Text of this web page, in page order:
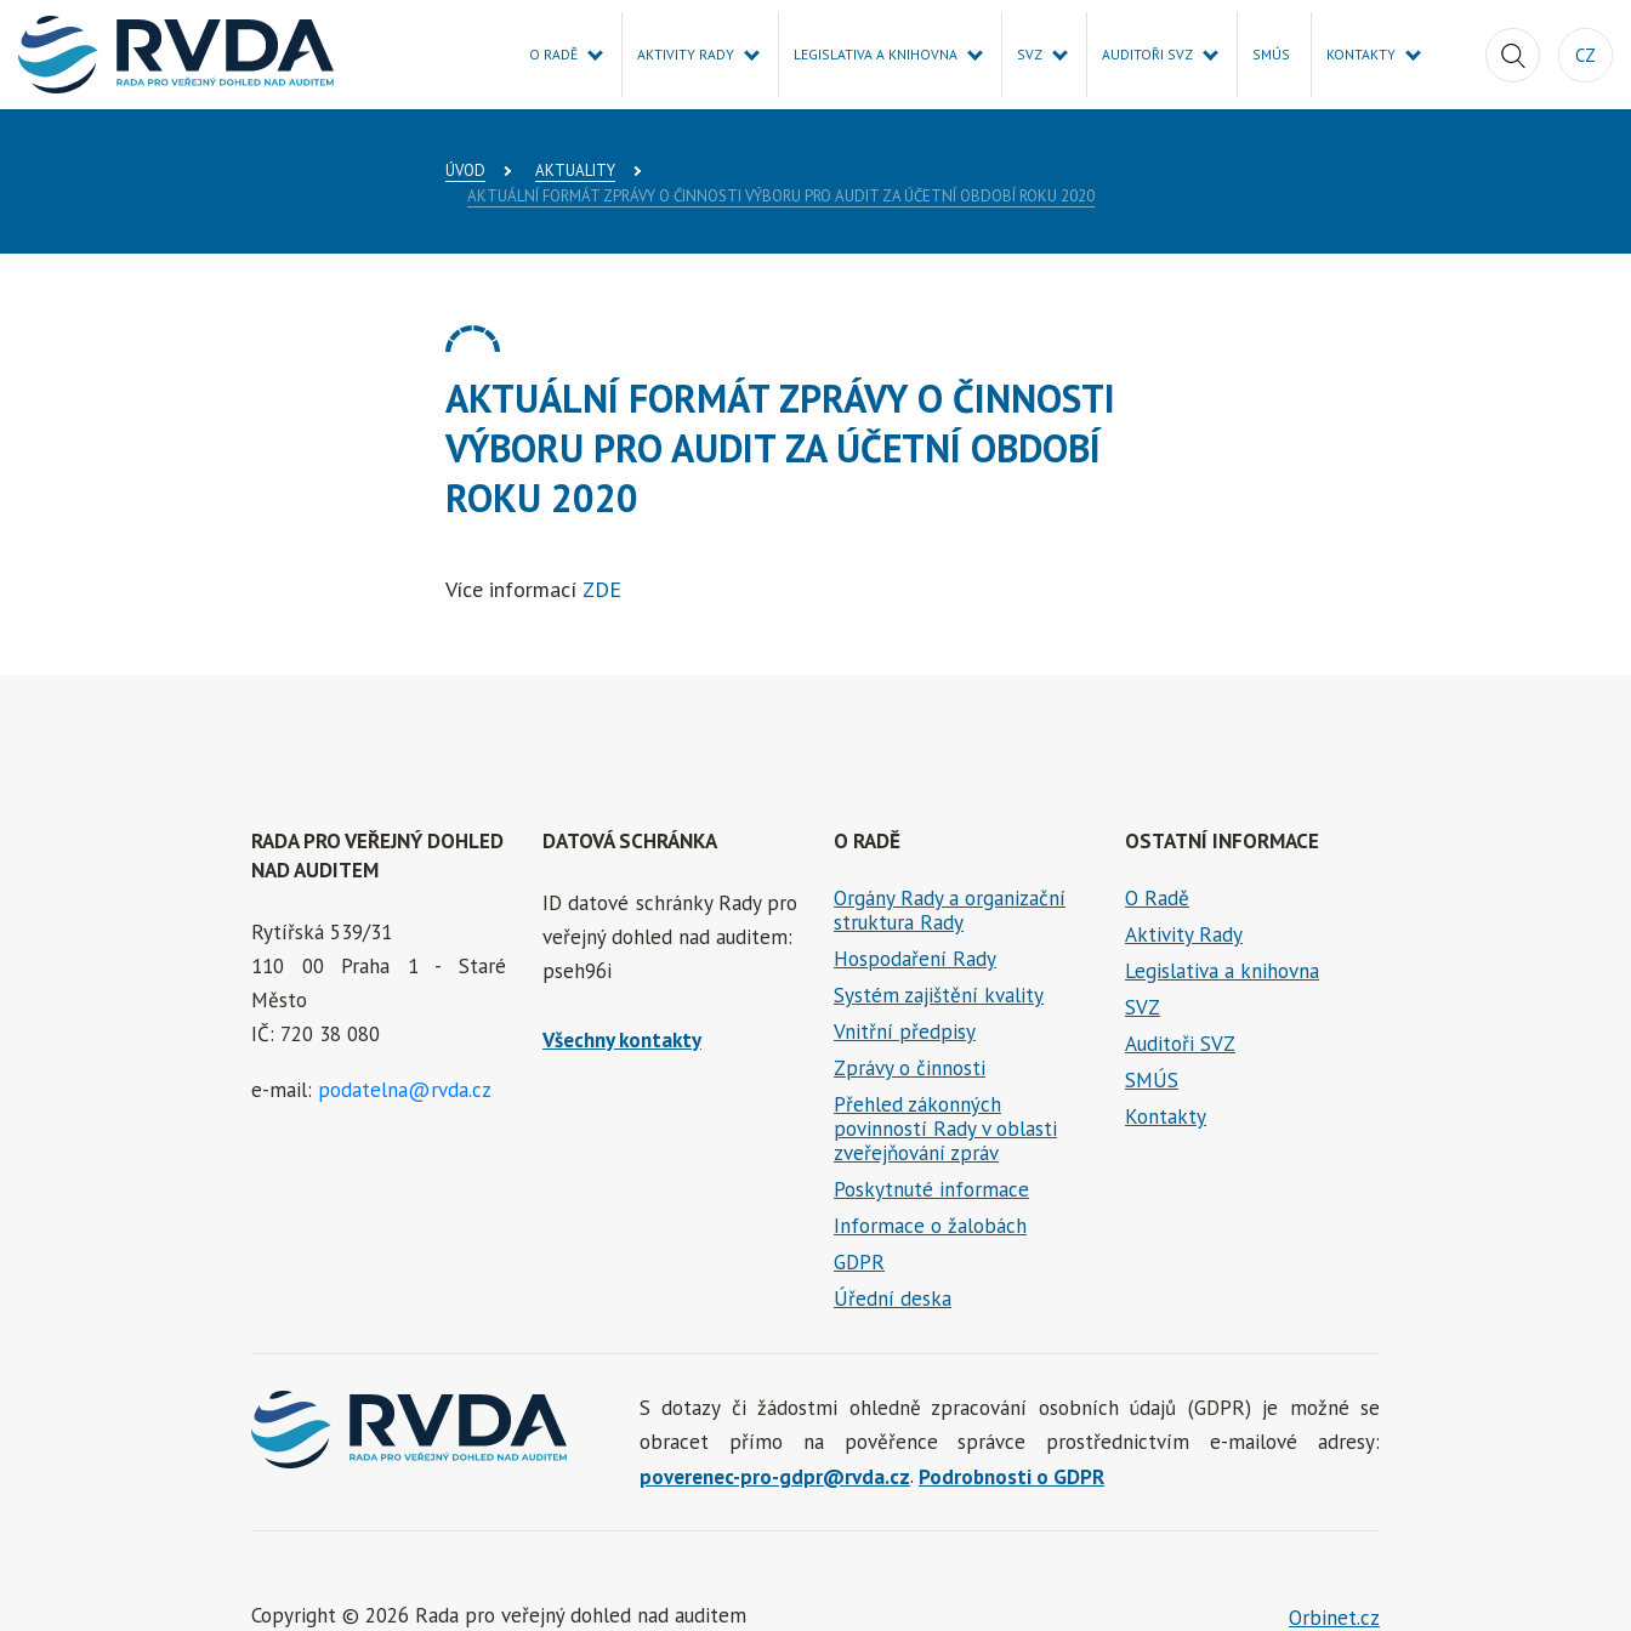
O RADĚ AKTIVITY RADY LEGISLATIVA A KNIHOVNA SVZ AUDITOŘI SVZ SMÚS KONTAKTY CZ
ÚVOD
AKTUALITY
AKTUÁLNÍ FORMÁT ZPRÁVY O ČINNOSTI VÝBORU PRO AUDIT ZA ÚČETNÍ OBDOBÍ ROKU 2020
AKTUÁLNÍ FORMÁT ZPRÁVY O ČINNOSTI
VÝBORU PRO AUDIT ZA ÚČETNÍ OBDOBÍ
ROKU 2020
Více informací ZDE
RADA PRO VEŘEJNÝ DOHLED
NAD AUDITEM
Rytířská 539/31
110 00 Praha 1 - Staré
Město
IČ: 720 38 080
e-mail: podatelna@rvda.cz
DATOVÁ SCHRÁNKA
ID datové schránky Rady pro
veřejný dohled nad auditem:
pseh96i
Všechny kontakty
O RADĚ
Orgány Rady a organizační
struktura Rady
Hospodaření Rady
Systém zajištění kvality
Vnitřní předpisy
Zprávy o činnosti
Přehled zákonných
povinností Rady v oblasti
zveřejňování zpráv
Poskytnuté informace
Informace o žalobách
GDPR
Úřední deska
OSTATNÍ INFORMACE
O Radě
Aktivity Rady
Legislativa a knihovna
SVZ
Auditoři SVZ
SMÚS
Kontakty
S dotazy či žádostmi ohledně zpracování osobních údajů (GDPR) je možné se
obracet přímo na pověřence správce prostřednictvím e-mailové adresy:
poverenec-pro-gdpr@rvda.cz. Podrobnosti o GDPR
Copyright © 2026 Rada pro veřejný dohled nad auditem Orbinet.cz